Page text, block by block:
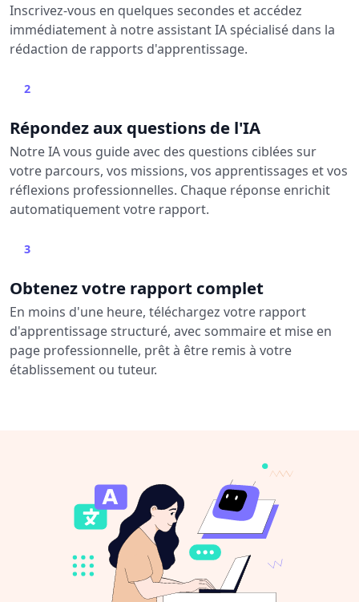
Inscrivez-vous en quelques secondes et accédez
immédiatement à notre assistant IA spécialisé dans la
rédaction de rapports d'apprentissage.
2
Répondez aux questions de l'IA
Notre IA vous guide avec des questions ciblées sur
votre parcours, vos missions, vos apprentissages et vos
réflexions professionnelles. Chaque réponse enrichit
automatiquement votre rapport.
3
Obtenez votre rapport complet
En moins d'une heure, téléchargez votre rapport
d'apprentissage structuré, avec sommaire et mise en
page professionnelle, prêt à être remis à votre
établissement ou tuteur.